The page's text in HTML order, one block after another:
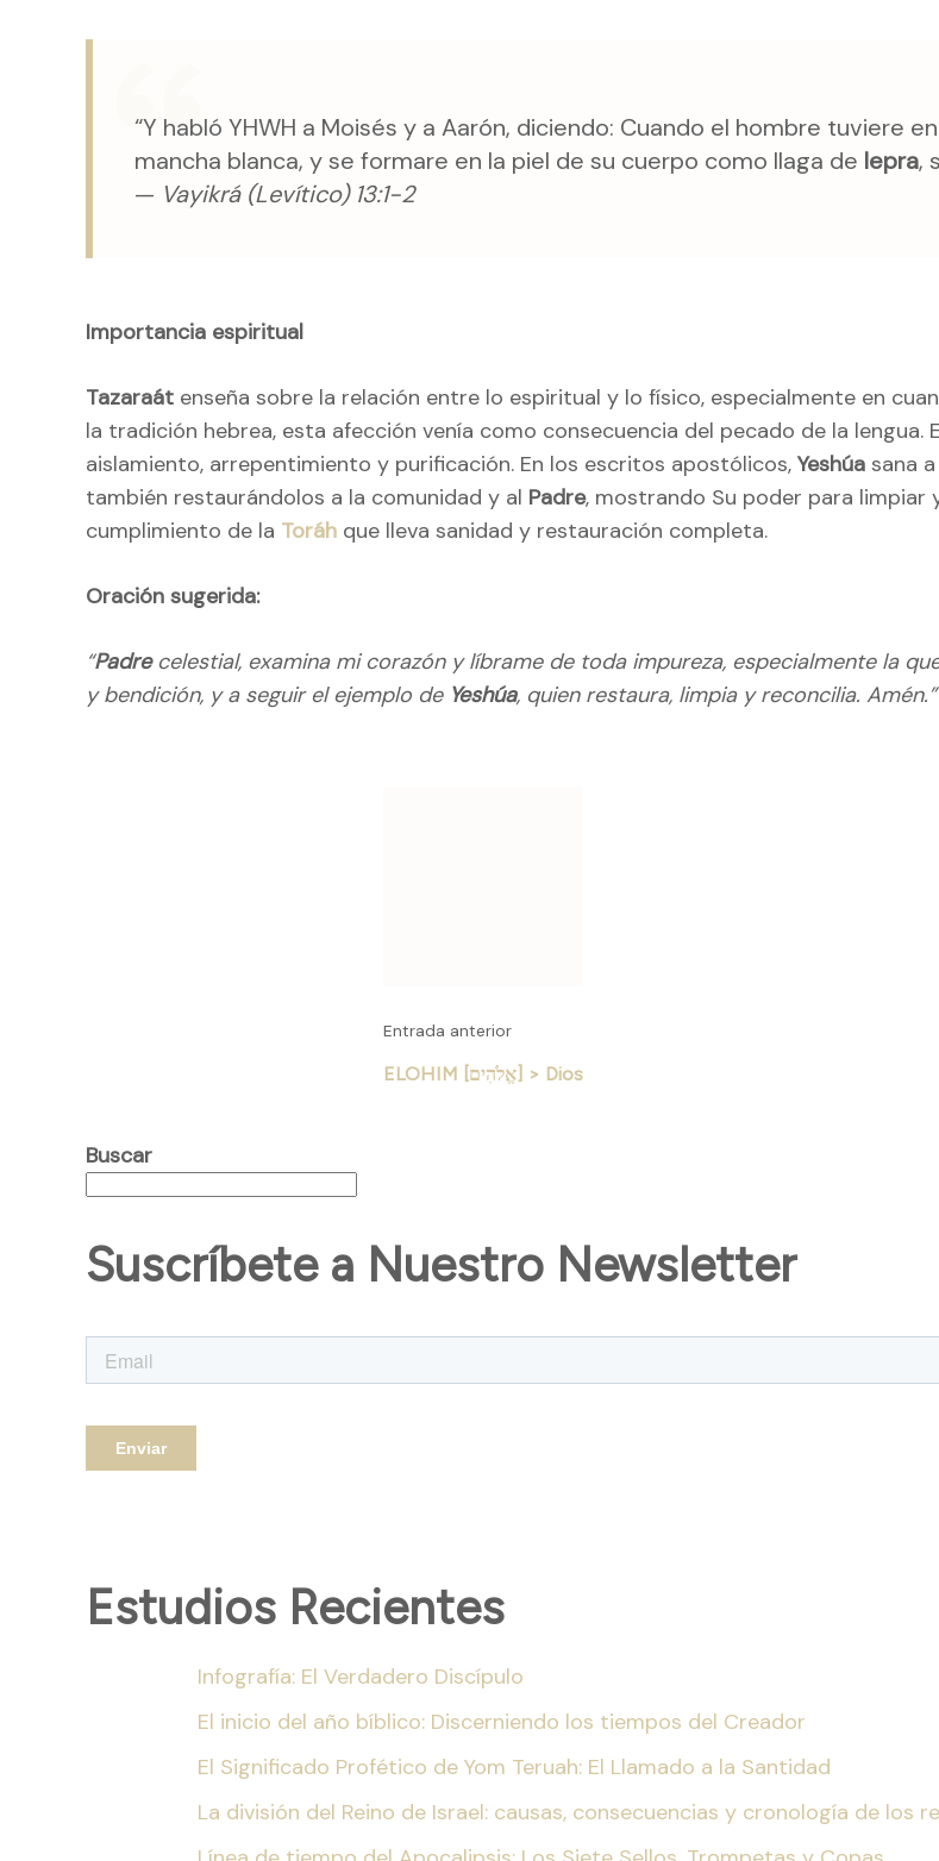
“Y habló YHWH a Moisés y a Aarón, diciendo: Cuando el hombre tuviere
mancha blanca, y se formare en la piel de su cuerpo como llaga de lepra,
— Vayikrá (Levítico) 13:1-2
Importancia espiritual
Tazaraát enseña sobre la relación entre lo espiritual y lo físico, especialmente en
la tradición hebrea, esta afección venía como consecuencia del pecado de la
aislamiento, arrepentimiento y purificación. En los escritos apostólicos, Yeshúa sana
también restaurándolos a la comunidad y al Padre, mostrando Su poder para limpiar
cumplimiento de la Toráh que lleva sanidad y restauración completa.
Oración sugerida:
“Padrecelestial, examina mi corazón y líbrame de toda impureza, especialmente la
y bendición, y a seguir el ejemplo de Yeshúa, quien restaura, limpia y reconcilia. Amén.”
Entrada anterior
ELOHIM [אֱלֹהִים] > Dios
Buscar
Suscríbete a Nuestro Newsletter
Estudios Recientes
Infografía: El Verdadero Discípulo
El inicio del año bíblico: Discerniendo los tiempos del Creador
El Significado Profético de Yom Teruah: El Llamado a la Santidad
La división del Reino de Israel: causas, consecuencias y cronología de los